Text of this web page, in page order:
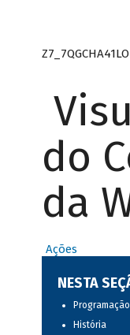
do
da
Ações
NESTA
Programação
História